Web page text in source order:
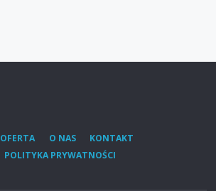
OFERTA O NAS
KONTAKT
POLITYKA PRYWATNOŚCI